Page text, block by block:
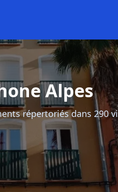
Alpes
répertoriés dans 290